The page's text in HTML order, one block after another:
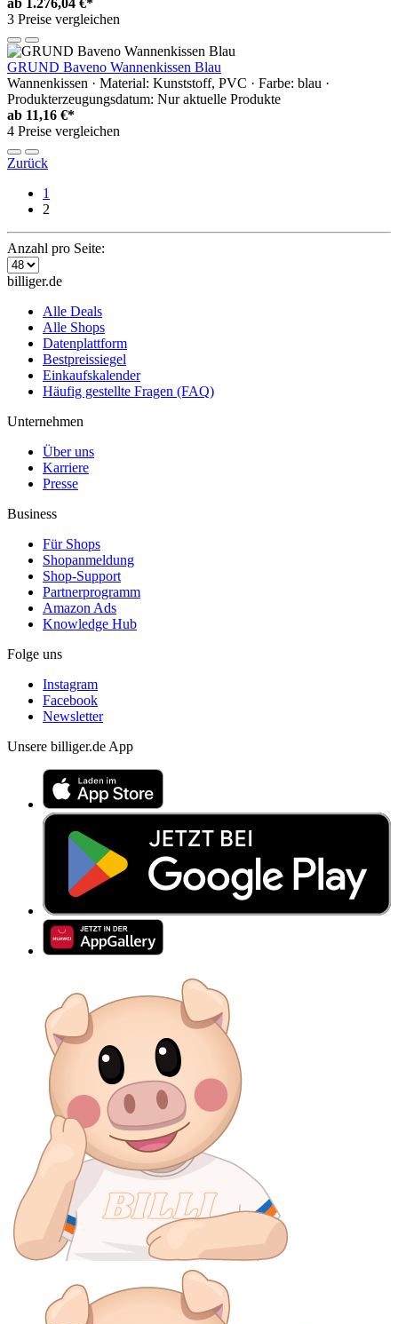
3 Preise vergleichen
GRUND Baveno Wannenkissen Blau
Wannenkissen · Material: Kunststoff, PVC · Farbe: blau ·
Produkterzeugungsdatum: Nur aktuelle Produkte
ab 11,16 €*
4 Preise vergleichen
Zurück
1
2
Anzahl pro Seite:
billiger.de
Alle Deals
Alle Shops
Datenplattform
Bestpreissiegel
Einkaufskalender
Häufig gestellte Fragen (FAQ)
Unternehmen
Über uns
Karriere
Presse
Business
Für Shops
Shopanmeldung
Shop-Support
Partnerprogramm
Amazon Ads
Knowledge Hub
Folge uns
Instagram
Facebook
Newsletter
Unsere billiger.de App